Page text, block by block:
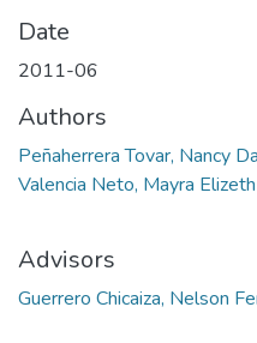
Date
2011-06
Authors
Peñaherrera Tovar, Nancy
Valencia Neto, Mayra Elizeth
Advisors
Guerrero Chicaiza, Nelson